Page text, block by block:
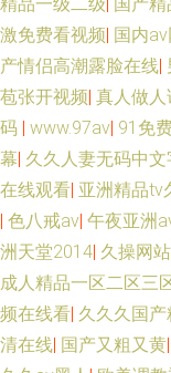
激免费看视频| 国内av
产情侣高潮露脸在线|
苞张开视频| 真人做
码 | www.97av| 91免
幕| 久久人妻无码中文
在线观看| 亚洲精品tv
| 色八戒av| 午夜亚洲
洲天堂2014| 久操网站
成人精品一区二区三
频在线看| 久久久国
清在线| 国产又粗又黄|